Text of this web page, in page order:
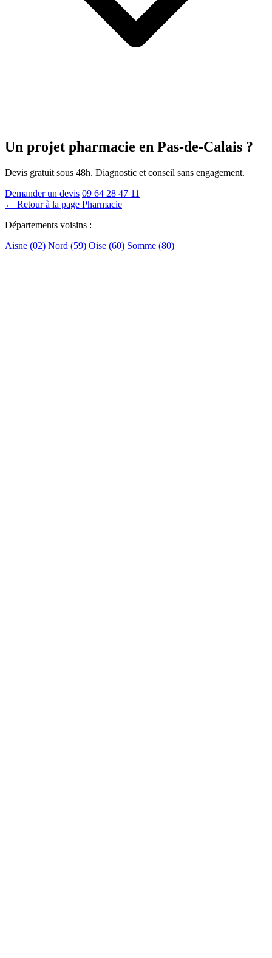
Un projet pharmacie en Pas-de-Calais ?
Devis gratuit sous 48h. Diagnostic et conseil sans engagement.
Demander un devis 09 64 28 47 11
← Retour à la page Pharmacie
Départements voisins :
Aisne (02) Nord (59) Oise (60) Somme (80)